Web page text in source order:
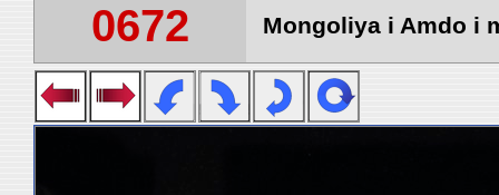
0672 Mongoliya i Amdo i